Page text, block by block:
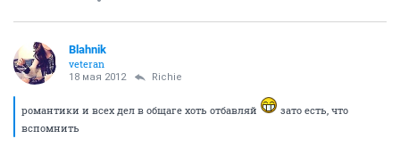
Blahnik
veteran
18 мая 2012 Richie
романтики и всех дел в общаге хоть отбавляй
зато есть, что
вспомнить